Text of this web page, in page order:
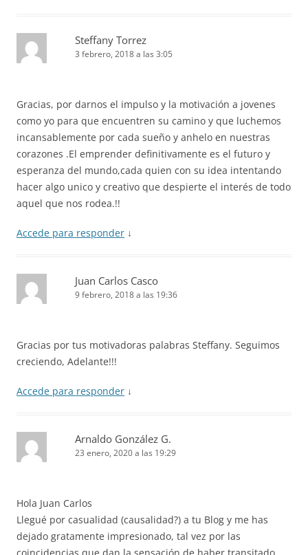
Steffany Torrez
3 febrero, 2018 a las 3:05
Gracias, por darnos el impulso y la motivación a jovenes
como yo para que encuentren su camino y que luchemos
incansablemente por cada sueño y anhelo en nuestras
corazones .El emprender definitivamente es el futuro y
esperanza del mundo,cada quien con su idea intentando
hacer algo unico y creativo que despierte el interés de todo
aquel que nos rodea.!!
Accede para responder ↓
Juan Carlos Casco
9 febrero, 2018 a las 19:36
Gracias por tus motivadoras palabras Steffany. Seguimos
creciendo, Adelante!!!
Accede para responder ↓
Arnaldo González G.
23 enero, 2020 a las 19:29
Hola Juan Carlos
Llegué por casualidad (causalidad?) a tu Blog y me has
dejado gratamente impresionado, tal vez por las